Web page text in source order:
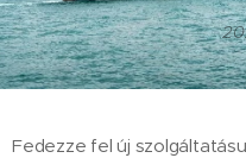
Fedezze fel új